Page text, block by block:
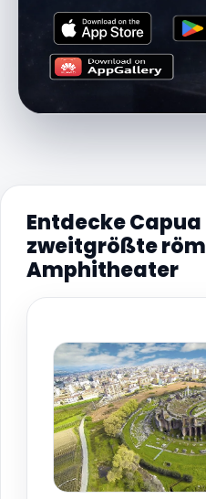
Entdecke
zweitgrößte
Amphitheater